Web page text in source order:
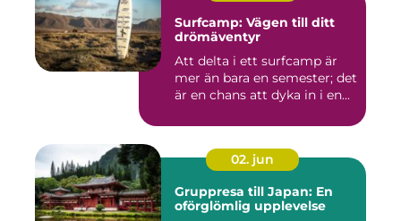
Surfcamp: Vägen till ditt
drömäventyr
Att delta i ett surfcamp är
mer än bara en semester; det
är en chans att dyka in i en...
02. jun
Gruppresa till Japan: En
oförglömlig upplevelse